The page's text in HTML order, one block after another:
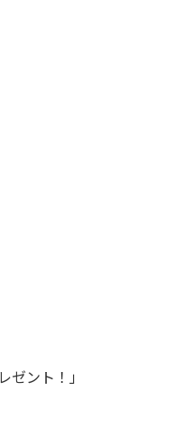
ゼント！」